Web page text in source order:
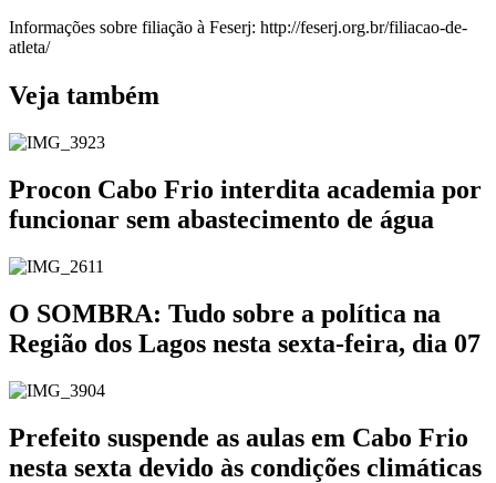
Informações sobre filiação à Feserj: http://feserj.org.br/filiacao-de-
atleta/
Veja também
Procon Cabo Frio interdita academia por
funcionar sem abastecimento de água
O SOMBRA: Tudo sobre a política na
Região dos Lagos nesta sexta-feira, dia 07
Prefeito suspende as aulas em Cabo Frio
nesta sexta devido às condições climáticas